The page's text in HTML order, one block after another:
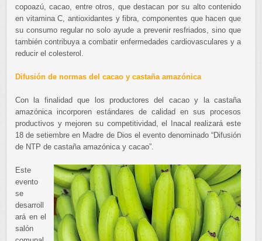
copoazú, cacao, entre otros, que destacan por su alto contenido
en vitamina C, antioxidantes y fibra, componentes que hacen que
su consumo regular no solo ayude a prevenir resfriados, sino que
también contribuya a combatir enfermedades cardiovasculares y a
reducir el colesterol.
Difusión de normas del cacao y castaña amazónica
Con la finalidad que los productores del cacao y la castaña
amazónica incorporen estándares de calidad en sus procesos
productivos y mejoren su competitividad, el Inacal realizará este
18 de setiembre en Madre de Dios el evento denominado “Difusión
de NTP de castaña amazónica y cacao”.
Este
evento
se
desarroll
ará en el
salón